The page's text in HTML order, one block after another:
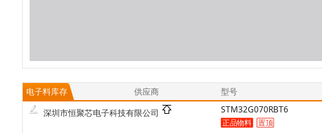
电子料库存 供应商 型号
深圳市恒聚芯电子科技有限公司
STM32G070RBT6